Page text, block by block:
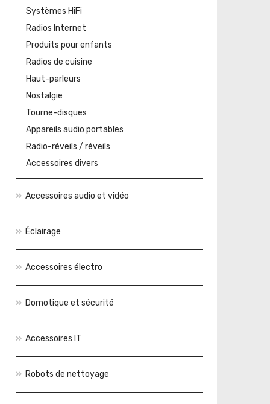
Systèmes HiFi
Radios Internet
Produits pour enfants
Radios de cuisine
Haut-parleurs
Nostalgie
Tourne-disques
Appareils audio portables
Radio-réveils / réveils
Accessoires divers
Accessoires audio et vidéo
Éclairage
Accessoires électro
Domotique et sécurité
Accessoires IT
Robots de nettoyage